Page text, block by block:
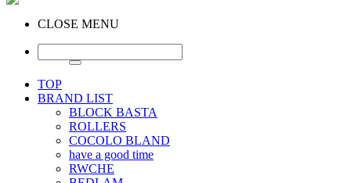
CLOSE MENU
TOP
BRAND LIST
BLOCK BASTA
ROLLERS
COCOLO BLAND
have a good time
RWCHE